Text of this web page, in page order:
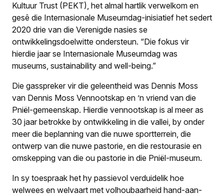
Kultuur Trust (PEKT), het almal hartlik verwelkom en
gesê die Internasionale Museumdag-inisiatief het sedert
2020 drie van die Verenigde nasies se
ontwikkelingsdoelwitte ondersteun. “Die fokus vir
hierdie jaar se Internasionale Museumdag was
museums, sustainability and well-being.”
Die gasspreker vir die geleentheid was Dennis Moss
van Dennis Moss Vennootskap en ’n vriend van die
Pniël-gemeenskap. Hierdie vennootskap is al meer as
30 jaar betrokke by ontwikkeling in die vallei, by onder
meer die beplanning van die nuwe sportterrein, die
ontwerp van die nuwe pastorie, en die restourasie en
omskepping van die ou pastorie in die Pniël-museum.
In sy toespraak het hy passievol verduidelik hoe
welwees en welvaart met volhoubaarheid hand-aan-